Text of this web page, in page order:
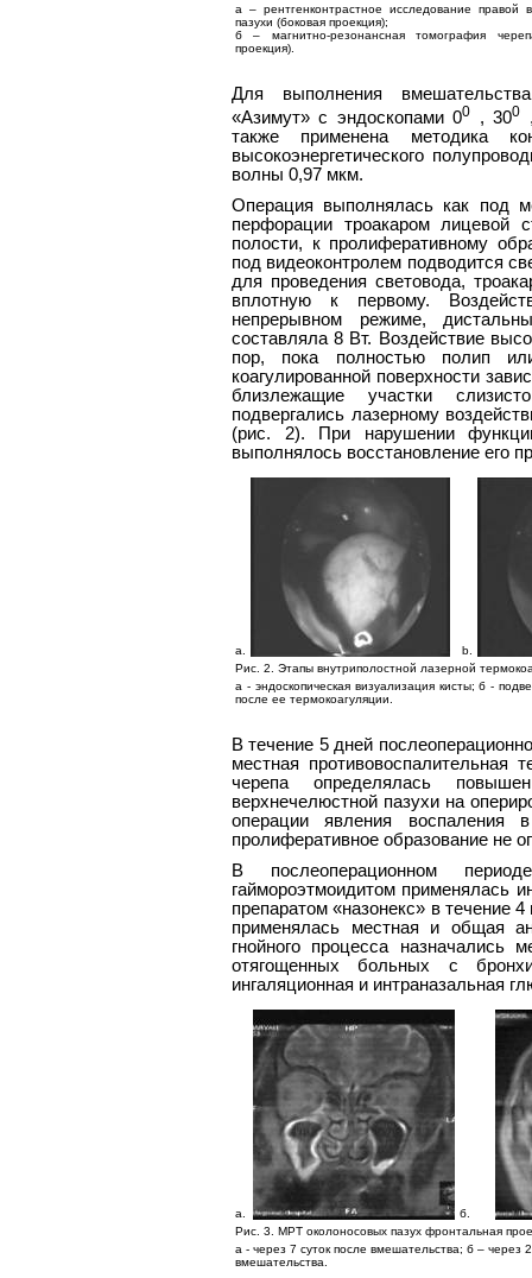
а – рентгенконтрастное исследование правой
пазухи (боковая проекция);
б – магнитно-резонансная томография
проекция).
Для выполнения
«Азимут» с эндоскопами 00 , 300
также применена методика
высокоэнергетического
волны 0,97 мкм.
Операция выполнялась как под
перфорации троакаром лицевой
полости, к пролиферативному
под видеоконтролем подводится
для проведения световода,
вплотную к первому.
непрерывном режиме,
составляла 8 Вт. Воздействие
пор, пока полностью полип
коагулированной поверхности
близлежащие участки
подвергались лазерному
(рис. 2). При нарушении
выполнялось восстановление его
a.
b.
Рис. 2. Этапы внутриполостной лазерной
а - эндоскопическая визуализация кисты; б -
после ее термокоагуляции.
В течение 5 дней
местная
черепа определялась
верхнечелюстной пазухи на
операции явления воспаления
пролиферативное образование не
В послеоперационном
гаймороэтмоидитом применялась
препаратом «назонекс» в течение
применялась местная и общая
гнойного процесса назначались
отягощенных больных с
ингаляционная и интраназальная
a.
б.
Рис. 3. МРТ околоносовых пазух фронтальная
а - через 7 суток после вмешательства; б – через
вмешательства.